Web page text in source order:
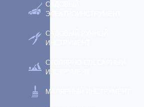
САДОВЫЙ
ЭЛЕКТРОИНСТРУМЕНТ
САДОВЫЙ РУЧНОЙ
ИНСТРУМЕНТ
СТОЛЯРНО-СЛЕСАРНЫЙ
ИНСТРУМЕНТ
МАЛЯРНЫЙ ИНСТРУМЕНТ